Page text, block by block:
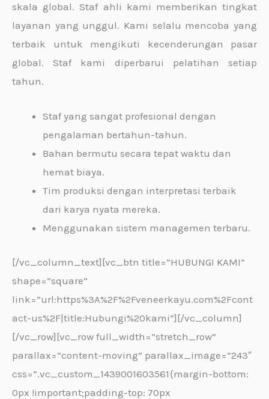
skala global. Staf ahli kami memberikan tingkat
layanan yang unggul. Kami selalu mencoba yang
terbaik untuk mengikuti kecenderungan pasar
global. Staf kami diperbarui pelatihan setiap
tahun.
Staf yang sangat profesional dengan
pengalaman bertahun-tahun.
Bahan bermutu secara tepat waktu dan
hemat biaya.
Tim produksi dengan interpretasi terbaik
dari karya nyata mereka.
Menggunakan sistem managemen terbaru.
[/vc_column_text][vc_btn title=”HUBUNGI KAMI”
shape=”square”
link=”url:https%3A%2F%2Fveneerkayu.com%2Fcont
act-us%2F|title:Hubungi%20kami”][/vc_column]
[/vc_row][vc_row full_width=”stretch_row”
parallax=”content-moving” parallax_image=”243″
css=”.vc_custom_1439001603561{margin-bottom:
0px !important;padding-top: 70px